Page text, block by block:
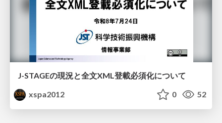
J-STAGEの現況と全文XML登載必須化について
xspa2012
0 52